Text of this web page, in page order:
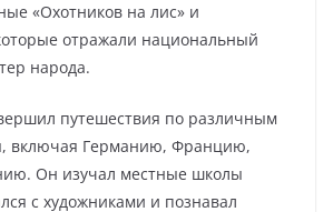
«Охотников на лис» и
отражали национальный
народа.
путешествия по различным
включая Германию, Францию,
Он изучал местные школы
с художниками и познавал